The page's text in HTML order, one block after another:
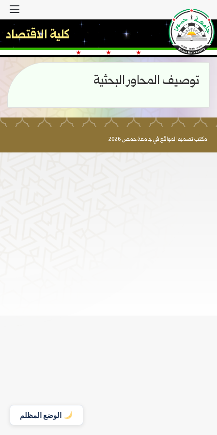
الوضع المظلم
كلية الاقتصاد
توصيف المحاور البحثية
مكتب تصميم المواقع في جامعة حمص 2026